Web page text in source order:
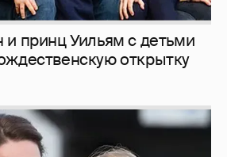
принц Уильям с детьми
открытку